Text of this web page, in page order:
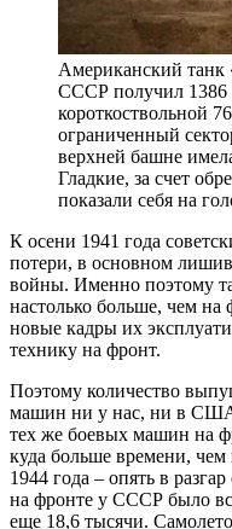
Американский
СССР получил 1386
короткоствольной
ограниченный
верхней башне
Гладкие, за счет
показали себя на
К осени 1941 года
потери, в основном
войны. Именно поэтому
настолько больше, чем
новые кадры их
технику на фронт.
Поэтому количество
машин ни у нас, ни в США
тех же боевых машин на
куда больше времени,
1944 года – опять в
на фронте у СССР было
еще 18,6 тысячи.